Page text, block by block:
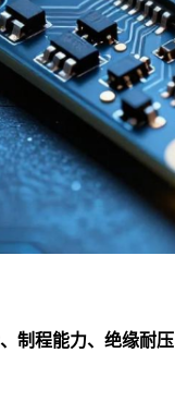
制程能力、绝缘耐压